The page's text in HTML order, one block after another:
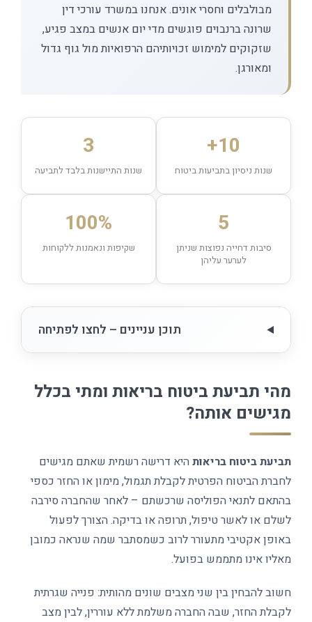
מבולבלים וחסרי אונים. אנחנו במשרד עורכי דין
שרונה ברנבוים פוגשים מדי יום אנשים במצב פגיע,
שזקוקים למימוש זכויותיהם הרפואיות מול גוף גדול
ומאורגן.
10+
שנות ניסיון בתביעות ביטוח
3
שנות התיישנות בלבד לתביעה
5
סיבות דחייה נפוצות שניתן
לערער עליהן
100%
שקיפות ונאמנות ללקוחות
תוכן עניינים – לחצו לפתיחה
מהי תביעת ביטוח בריאות ומתי בכלל
מגישים אותה?
תביעת ביטוח בריאות היא דרישה רשמית שאתם מגישים
לחברת הביטוח הפרטית לקבלת תגמול, מימון או החזר כספי
בהתאם לתנאי הפוליסה שרכשתם – לאחר שהחברה סירבה
לשלם או לאשר טיפול, תרופה או בדיקה. הצורך לפעול
באופן אקטיבי מתעורר לרוב כשמסתבר שמה שנראה כמובן
מאליו אינו מתממש בפועל.
חשוב להבחין בין שני מצבים שונים מהותית: פנייה שגרתית
לקבלת החזר, שבה החברה משלמת ללא עוררין, לבין מצב